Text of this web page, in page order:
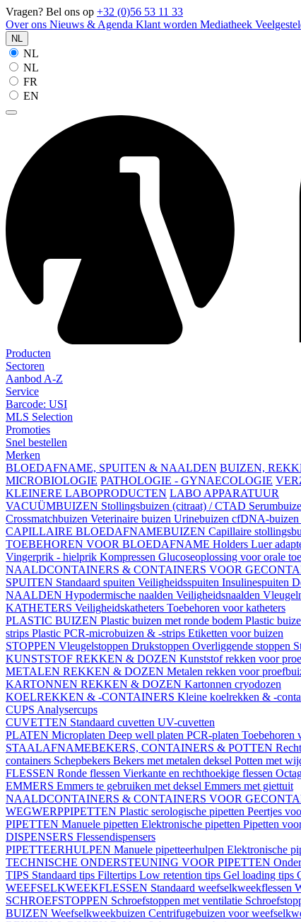
Vragen? Bel ons op +32 (0)56 53 11 33
Over ons Nieuws & Agenda Klant worden Mediatheek
NL
NL
NL
FR
EN
Producten
Sectoren
Aanbod A-Z
Service
Barcode: USI
MLS Selection
Promoties
Snel bestellen
Merken
BLOEDAFNAME, SPUITEN & NAALDEN BUIZEN,
MICROBIOLOGIE PATHOLOGIE - GYNAECOLOGIE
KLEINERE LABOPRODUCTEN LABO APPARATUUR
VACUÜMBUIZEN Stollingsbuizen (citraat) / CTAD
Crossmatchbuizen Veterinaire buizen Urinebuizen cfDNA-buizen
CAPILLAIRE BLOEDAFNAMEBUIZEN Capillaire
TOEBEHOREN VOOR BLOEDAFNAME Holders Luer
Vingerprik - hielprik Kompressen Glucoseoplossing voor orale
NAALDCONTAINERS & CONTAINERS VOOR
SPUITEN Standaard spuiten Veiligheidsspuiten Insulinespuiten
NAALDEN Hypodermische naalden Veiligheidsnaalden
KATHETERS Veiligheidskatheters Toebehoren voor katheters
PLASTIC BUIZEN Plastic buizen met ronde bodem Plastic
strips Plastic PCR-microbuizen & -strips Etiketten voor buizen
STOPPEN Vleugelstoppen Drukstoppen Overliggende stoppen
KUNSTSTOF REKKEN & DOZEN Kunststof rekken voor
METALEN REKKEN & DOZEN Metalen rekken voor
KARTONNEN REKKEN & DOZEN Kartonnen cryodozen
KOELREKKEN & -CONTAINERS Kleine koelrekken & -
CUPS Analysercups
CUVETTEN Standaard cuvetten UV-cuvetten
PLATEN Microplaten Deep well platen PCR-platen Toebehoren
STAALAFNAMEBEKERS, CONTAINERS & POTTEN
containers Schepbekers Bekers met metalen deksel Potten met
FLESSEN Ronde flessen Vierkante en rechthoekige flessen
EMMERS Emmers te gebruiken met deksel Emmers met giettuit
NAALDCONTAINERS & CONTAINERS VOOR
WEGWERPPIPETTEN Plastic serologische pipetten Peertjes
PIPETTEN Manuele pipetten Elektronische pipetten Pipetten
DISPENSERS Flessendispensers
PIPETTEERHULPEN Manuele pipetteerhulpen Elektronische
TECHNISCHE ONDERSTEUNING VOOR PIPETTEN
TIPS Standaard tips Filtertips Low retention tips Gel loading tips
WEEFSELKWEEKFLESSEN Standaard weefselkweekflessen
SCHROEFSTOPPEN Schroefstoppen met ventilatie
BUIZEN Weefselkweekbuizen Centrifugebuizen voor